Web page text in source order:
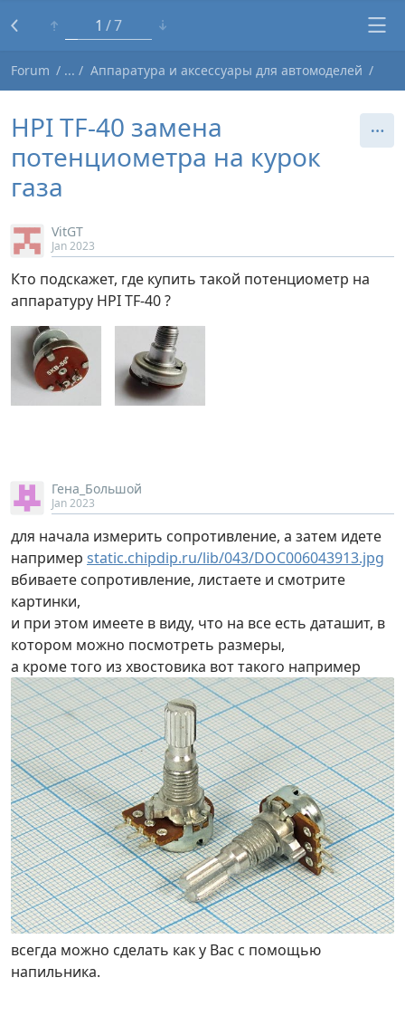
1 7
Forum Аппаратура и аксессуары для автомоделей
HPI TF-40 замена
потенциометра на курок
газа
VitGT
Jan 2023
Кто подскажет, где купить такой потенциометр на
аппаратуру HPI TF-40 ?
Гена_Большой
Jan 2023
для начала измерить сопротивление, а затем идете
например static.chipdip.ru/lib/043/DOC006043913.jpg
вбиваете сопротивление, листаете и смотрите
картинки,
и при этом имеете в виду, что на все есть даташит, в
котором можно посмотреть размеры,
а кроме того из хвостовика вот такого например
всегда можно сделать как у Вас с помощью
напильника.